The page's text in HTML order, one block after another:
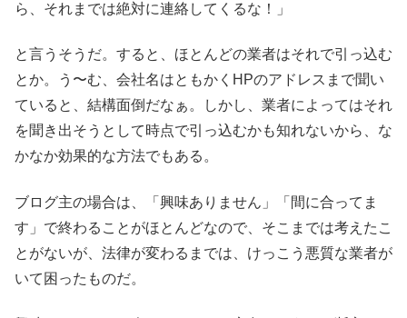
ら、それまでは絶対に連絡してくるな！」
と言うそうだ。すると、ほとんどの業者はそれで引っ込む
とか。う〜む、会社名はともかくHPのアドレスまで聞い
ていると、結構面倒だなぁ。しかし、業者によってはそれ
を聞き出そうとして時点で引っ込むかも知れないから、な
かなか効果的な方法でもある。
ブログ主の場合は、「興味ありません」「間に合ってま
す」で終わることがほとんどなので、そこまでは考えたこ
とがないが、法律が変わるまでは、けっこう悪質な業者が
いて困ったものだ。